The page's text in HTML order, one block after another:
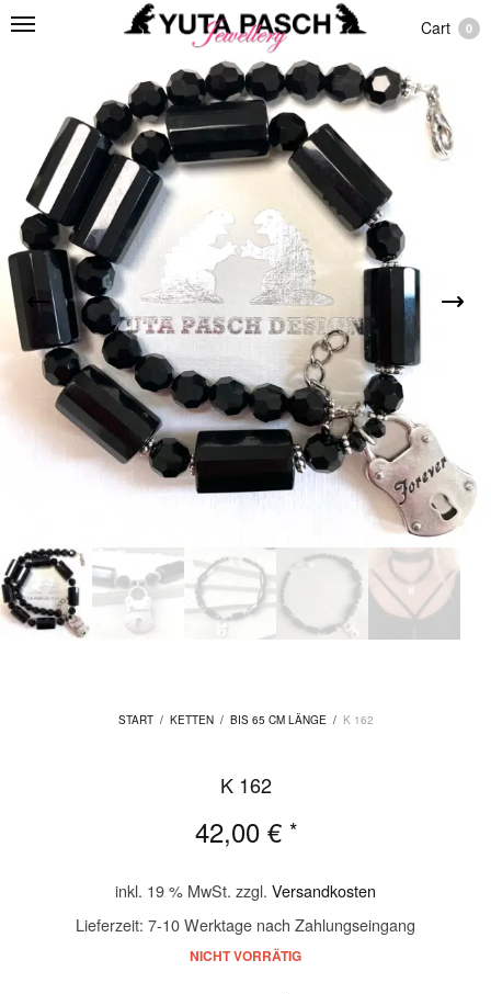
Cart 0
START / KETTEN / BIS 65 CM LÄNGE / K 162
K 162
42,00 € *
inkl. 19 % MwSt. zzgl. Versandkosten
Lieferzeit: 7-10 Werktage nach Zahlungseingang
NICHT VORRÄTIG